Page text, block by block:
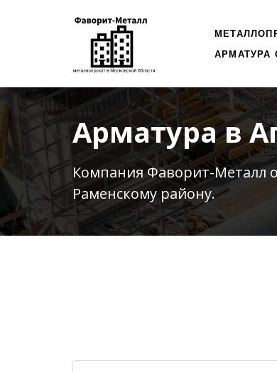
АРМАТУРА
Арматура в
Компания Фаворит-Металл
Раменскому району.